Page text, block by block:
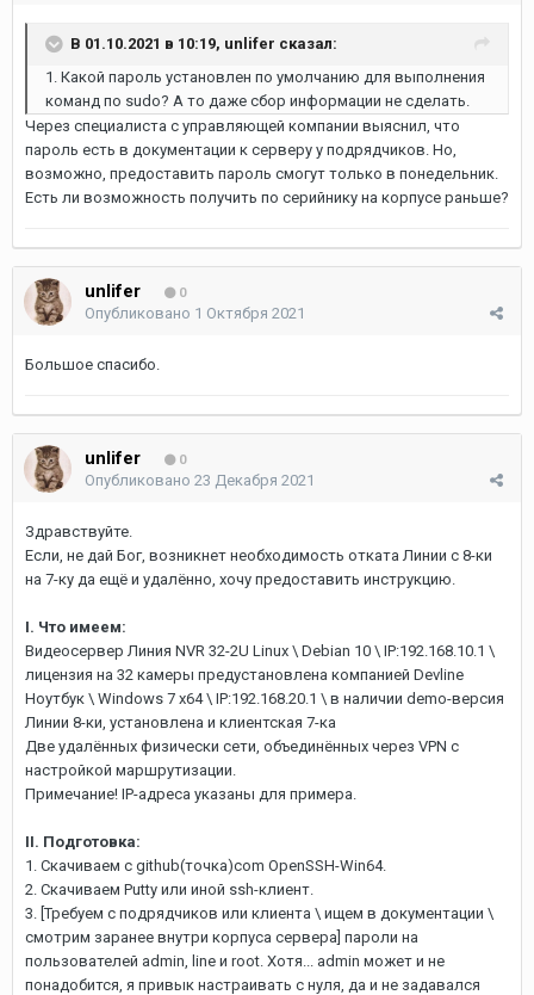
В 01.10.2021 в 10:19, unlifer сказал:
1. Какой пароль установлен по умолчанию для выполнения
команд по sudo? А то даже сбор информации не сделать.
Через специалиста с управляющей компании выяснил, что
пароль есть в документации к серверу у подрядчиков. Но,
возможно, предоставить пароль смогут только в понедельник.
Есть ли возможность получить по серийнику на корпусе раньше?
unlifer 0
Опубликовано 1 Октября 2021
Большое спасибо.
unlifer 0
Опубликовано 23 Декабря 2021
Здравствуйте.
Если, не дай Бог, возникнет необходимость отката Линии с 8-ки
на 7-ку да ещё и удалённо, хочу предоставить инструкцию.
I. Что имеем:
Видеосервер Линия NVR 32-2U Linux \ Debian 10 \ IP:192.168.10.1 \
лицензия на 32 камеры предустановлена компанией Devline
Ноутбук \ Windows 7 x64 \ IP:192.168.20.1 \ в наличии demo-версия
Линии 8-ки, установлена и клиентская 7-ка
Две удалённых физически сети, объединённых через VPN с
настройкой маршрутизации.
Примечание! IP-адреса указаны для примера.
II. Подготовка:
1. Скачиваем с github(точка)com OpenSSH-Win64.
2. Скачиваем Putty или иной ssh-клиент.
3. [Требуем с подрядчиков или клиента \ ищем в документации \
смотрим заранее внутри корпуса сервера] пароли на
пользователей admin, line и root. Хотя... admin может и не
понадобится, я привык настраивать с нуля, да и не задавался